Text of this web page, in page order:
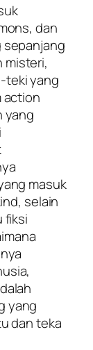
dan
sepanjang
misteri,
teki yang
action
yang
masuk
selain
fiksi
yang
dan teka